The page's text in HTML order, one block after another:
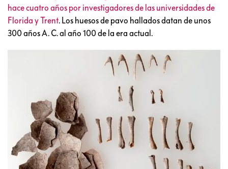
hace cuatro años por investigadores de las universidades de
Florida y Trent. Los huesos de pavo hallados datan de unos
300 años A. C. al año 100 de la era actual.